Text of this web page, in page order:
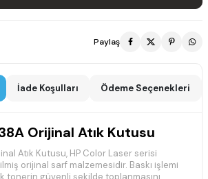
Paylaş
İade Koşulları Ödeme Seçenekleri
Orijinal Atık Kutusu
Atık Kutusu, HP Color Laser serisi
orijinal sarf malzemesidir. Baskı işlemi
tonerin güvenli şekilde toplanmasını